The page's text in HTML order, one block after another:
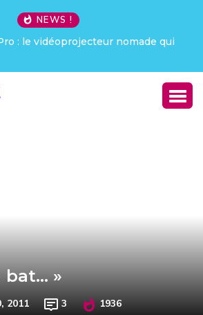
NEWS !
qui
Creative Pebble X : j’ai été
bat… »
2011 3 1936